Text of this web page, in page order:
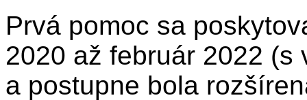
Prvá pomoc sa
2020 až február 2022 (s
a postupne bola